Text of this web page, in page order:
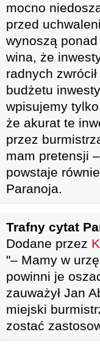
mocno
przed
wynoszą
wina, że
radnych
budżetu
wpisujemy
że akurat te
przez
mam pretensji
powstaje
Paranoja.
Trafny cytat
Dodane przez
"– Mamy w
powinni je
zauważył Jan
miejski
zostać